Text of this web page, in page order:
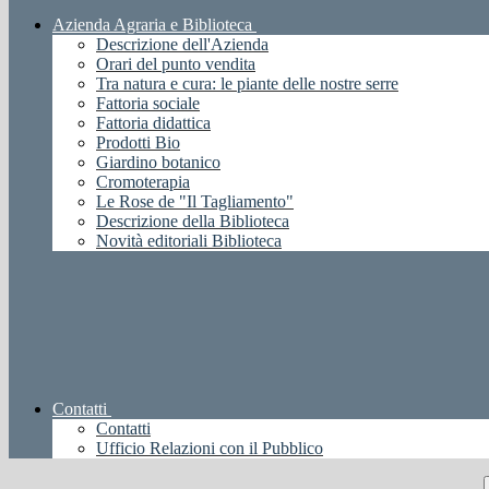
Azienda Agraria e Biblioteca
Descrizione dell'Azienda
Orari del punto vendita
Tra natura e cura: le piante delle nostre serre
Fattoria sociale
Fattoria didattica
Prodotti Bio
Giardino botanico
Cromoterapia
Le Rose de "Il Tagliamento"
Descrizione della Biblioteca
Novità editoriali Biblioteca
Contatti
Contatti
Ufficio Relazioni con il Pubblico